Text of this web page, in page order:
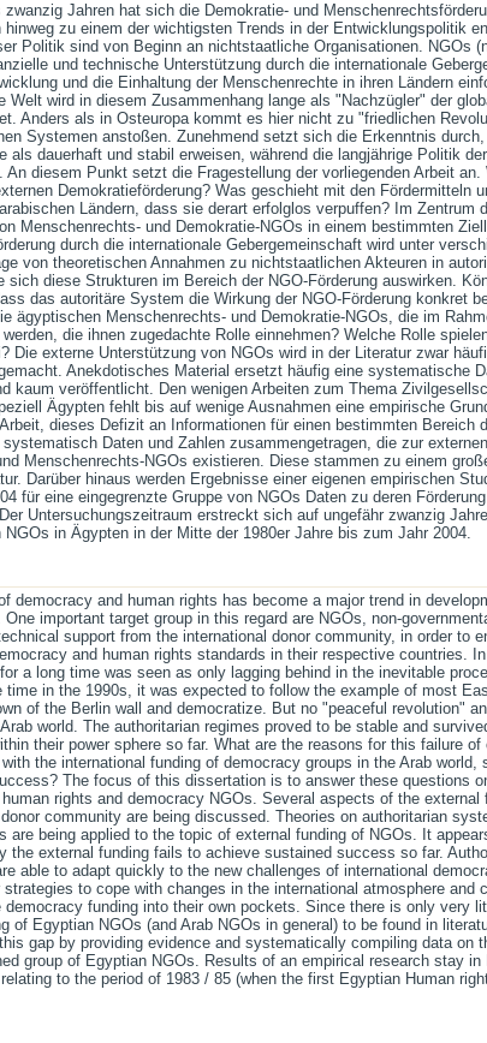
Jahren hat sich die Demokratie- und
zu einem der wichtigsten Trends in der Entwicklungspolitik
Politik sind von Beginn an nichtstaatliche Organi­sa­tio­nen. NGOs
und technische Unterstützung durch die internationale
und die Ein­haltung der Menschenrechte in ihren Ländern
Welt wird in diesem Zusammenhang lange als "Nachzügler" der
Anders als in Osteuropa kommt es hier nicht zu "friedlichen
Systemen anstoßen. Zu­nehmend setzt sich die Erkenntnis
als dauerhaft und stabil erweisen, während die langjährige Politik
An diesem Punkt setzt die Fragestellung der vorliegenden Arbeit
Demokratieförderung? Was geschieht mit den Fördermitteln
Ländern, dass sie derart erfolglos verpuffen? Im Zentrum
Menschenrechts- und Demokratie-NGOs in einem bestimmten
durch die internationale Gebergemeinschaft wird unter
von theore­ti­schen Annahmen zu nichtstaatlichen Akteuren in
sich diese Strukturen im Bereich der NGO-Förderung aus­wirken.
das autoritäre System die Wirkung der NGO-Förderung konkret
ägyptischen Menschenrechts- und Demokratie-NGOs, die im
die ihnen zugedachte Rolle ein­nehmen? Welche Rolle
Die externe Unterstützung von NGOs wird in der Literatur zwar
Anekdotisches Material ersetzt häufig eine systematische
kaum veröffentlicht. Den wenigen Arbeiten zum Thema
Ägypten fehlt bis auf wenige Ausnahmen eine em­pi­rische
dieses Defizit an Informationen für einen bestimmten Bereich
Daten und Zahlen zusammengetragen, die zur
Menschen­rechts-NGOs existieren. Diese stam­men zu einem
Darüber hinaus werden Ergebnisse einer eige­nen empirischen
für eine eingegrenzte Gruppe von NGOs Daten zu deren
Untersu­chungszeitraum erstreckt sich auf ungefähr zwanzig
in Ägypten in der Mitte der 1980er Jahre bis zum Jahr 2004.
democracy and human rights has become a major trend in
important target group in this regard are NGOs, non-
support from the international donor community, in order to
and human rights standards in their respective countries.
a long time was seen as only lagging behind in the inevitable
time in the 1990s, it was expected to follow the example of most
of the Berlin wall and democratize. But no "peaceful revolution"
world. The authoritarian regimes proved to be stable and
their power sphere so far. What are the reasons for this failure
the international funding of democracy groups in the Arab world,
The focus of this dissertation is to answer these questions
rights and democracy NGOs. Several aspects of the external
community are being discussed. Theories on authoritarian
are being applied to the topic of external funding of NGOs. It
the external funding fails to achieve sustained success so far.
able to adapt quickly to the new challenges of international
to cope with changes in the international atmosphere and
funding into their own pockets. Since there is only very
of Egyptian NGOs (and Arab NGOs in general) to be found in
gap by providing evidence and systematically compiling data on
group of Egyptian NGOs. Results of an empirical research stay in
to the period of 1983 / 85 (when the first Egyptian Human